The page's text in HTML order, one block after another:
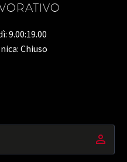
9.00:19.00
Chiuso